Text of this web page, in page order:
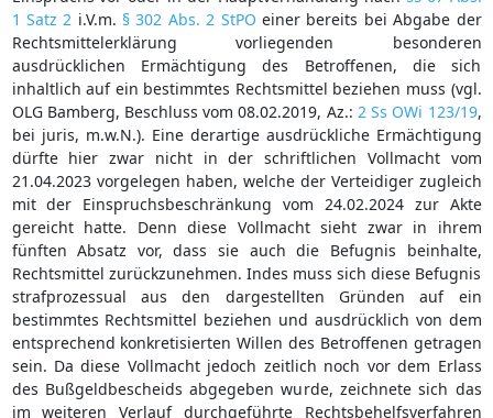
1 Satz 2 i.V.m. § 302 Abs. 2 StPO einer bereits bei Abgabe der
Rechtsmittelerklärung vorliegenden besonderen
ausdrücklichen Ermächtigung des Betroffenen, die sich
inhaltlich auf ein bestimmtes Rechtsmittel beziehen muss (vgl.
OLG Bamberg, Beschluss vom 08.02.2019, Az.: 2 Ss OWi 123/19,
bei juris, m.w.N.). Eine derartige ausdrückliche Ermächtigung
dürfte hier zwar nicht in der schriftlichen Vollmacht vom
21.04.2023 vorgelegen haben, welche der Verteidiger zugleich
mit der Einspruchsbeschränkung vom 24.02.2024 zur Akte
gereicht hatte. Denn diese Vollmacht sieht zwar in ihrem
fünften Absatz vor, dass sie auch die Befugnis beinhalte,
Rechtsmittel zurückzunehmen. Indes muss sich diese Befugnis
strafprozessual aus den dargestellten Gründen auf ein
bestimmtes Rechtsmittel beziehen und ausdrücklich von dem
entsprechend konkretisierten Willen des Betroffenen getragen
sein. Da diese Vollmacht jedoch zeitlich noch vor dem Erlass
des Bußgeldbescheids abgegeben wurde, zeichnete sich das
im weiteren Verlauf durchgeführte Rechtsbehelfsverfahren